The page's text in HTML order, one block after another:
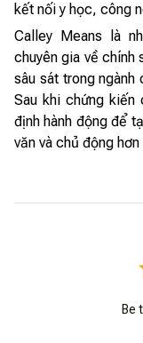
kết nối y học, công
Calley Means là
chuyên gia về chính
sâu sát trong
Sau khi chứng kiến
định hành động để
văn và chủ động
Be